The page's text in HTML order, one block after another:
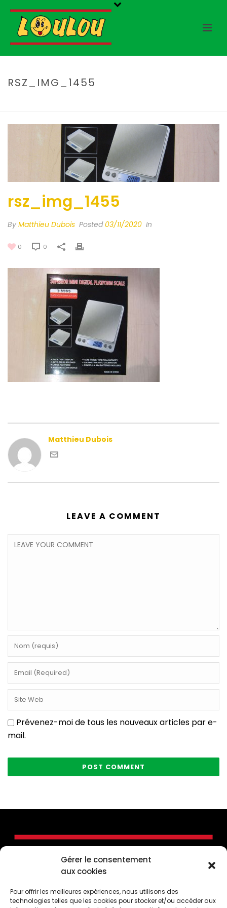
Gérer le consentement
aux cookies
Pour offrir les meilleures expériences, nous utilisons des
technologies telles que les cookies pour stocker et/ou accéder aux
RSZ_IMG_1455
rsz_img_1455
By Matthieu Dubois Posted03/11/2020 In
0 0
Matthieu Dubois
LEAVE A COMMENT
Prévenez-moi de tous les nouveaux articles par e-
mail.